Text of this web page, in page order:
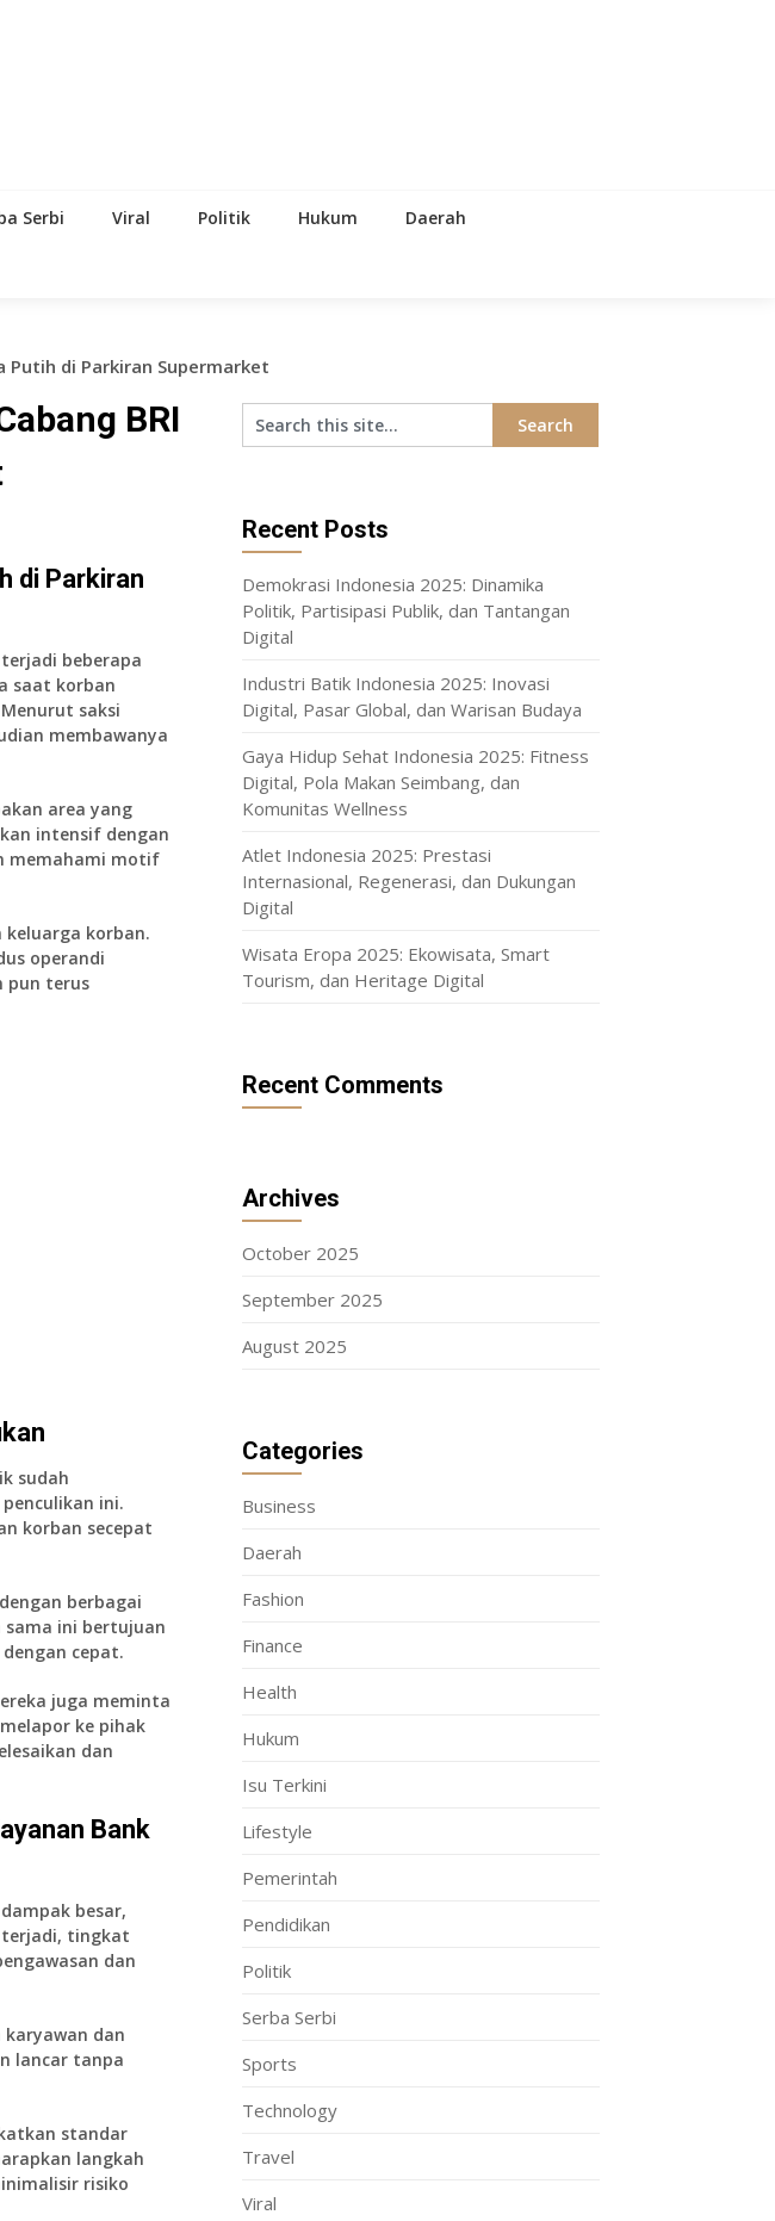
Serbi Viral Politik Hukum Daerah
Putih di Parkiran Supermarket
BRI
di Parkiran
terjadi beberapa
saat korban
saksi
membawanya
area yang
intensif dengan
memahami motif
keluarga korban.
operandi
pun terus
sudah
ini.
korban secepat
berbagai
sama ini bertujuan
cepat.
juga meminta
ke pihak
dan
Bank
besar,
terjadi, tingkat
dan
dan
lancar tanpa
standar
langkah
risiko
Recent Posts
Demokrasi Indonesia 2025: Dinamika
Politik, Partisipasi Publik, dan Tantangan
Digital
Industri Batik Indonesia 2025: Inovasi
Digital, Pasar Global, dan Warisan Budaya
Gaya Hidup Sehat Indonesia 2025: Fitness
Digital, Pola Makan Seimbang, dan
Komunitas Wellness
Atlet Indonesia 2025: Prestasi
Internasional, Regenerasi, dan Dukungan
Digital
Wisata Eropa 2025: Ekowisata, Smart
Tourism, dan Heritage Digital
Recent Comments
Archives
October 2025
September 2025
August 2025
Categories
Business
Daerah
Fashion
Finance
Health
Hukum
Isu Terkini
Lifestyle
Pemerintah
Pendidikan
Politik
Serba Serbi
Sports
Technology
Travel
Viral